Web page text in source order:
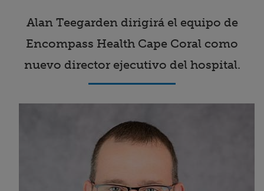
Buscar un centro
Inversores
Pagar mi factura
Alan Teegarden dirigirá el equipo de
Encompass Health Cape Coral como
nuevo director ejecutivo del hospital.